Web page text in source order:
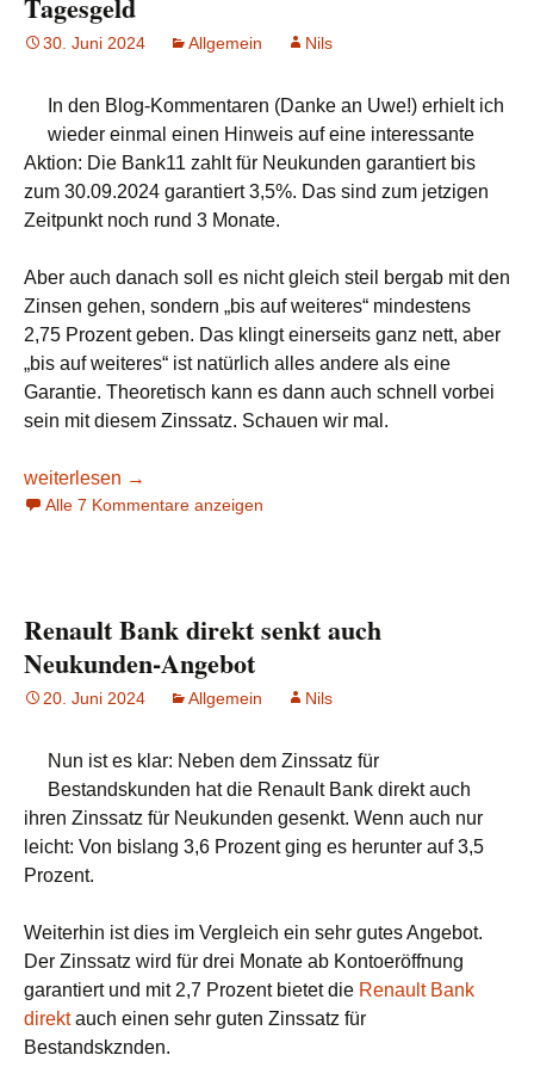
30. Juni 2024 Allgemein Nils
In den Blog-Kommentaren (Danke an Uwe!) erhielt ich
wieder einmal einen Hinweis auf eine interessante
Aktion: Die Bank11 zahlt für Neukunden garantiert bis
zum 30.09.2024 garantiert 3,5%. Das sind zum jetzigen
Zeitpunkt noch rund 3 Monate.
Aber auch danach soll es nicht gleich steil bergab mit den
Zinsen gehen, sondern „bis auf weiteres“ mindestens
2,75 Prozent geben. Das klingt einerseits ganz nett, aber
„bis auf weiteres“ ist natürlich alles andere als eine
Garantie. Theoretisch kann es dann auch schnell vorbei
sein mit diesem Zinssatz. Schauen wir mal.
Bank11 bietet Neukunden 3,5% aufs Tagesgeld
weiterlesen →
Alle 7 Kommentare anzeigen
Renault Bank direkt senkt auch
Neukunden-Angebot
20. Juni 2024 Allgemein Nils
Nun ist es klar: Neben dem Zinssatz für
Bestandskunden hat die Renault Bank direkt auch
ihren Zinssatz für Neukunden gesenkt. Wenn auch nur
leicht: Von bislang 3,6 Prozent ging es herunter auf 3,5
Prozent.
Weiterhin ist dies im Vergleich ein sehr gutes Angebot.
Der Zinssatz wird für drei Monate ab Kontoeröffnung
garantiert und mit 2,7 Prozent bietet die Renault Bank
direktauch einen sehr guten Zinssatz für
Bestandskznden.